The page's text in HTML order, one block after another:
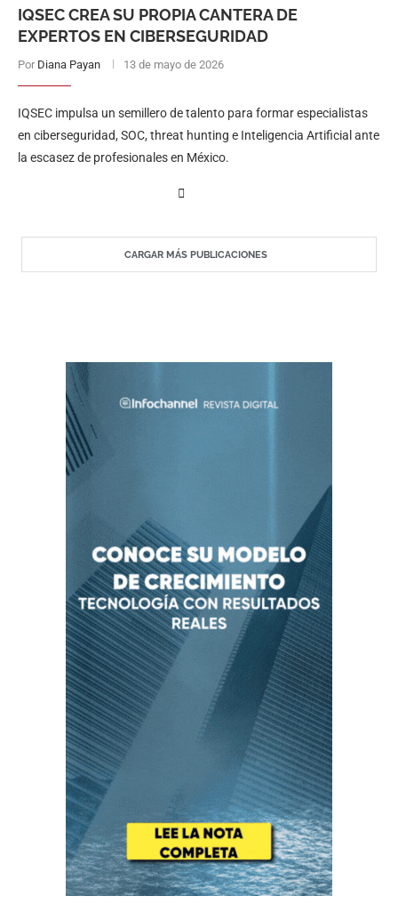
IQSEC CREA SU PROPIA CANTERA DE
EXPERTOS EN CIBERSEGURIDAD
Por Diana Payan 13 de mayo de 2026
IQSEC impulsa un semillero de talento para formar especialistas
en ciberseguridad, SOC, threat hunting e Inteligencia Artificial ante
la escasez de profesionales en México.
CARGAR MÁS PUBLICACIONES